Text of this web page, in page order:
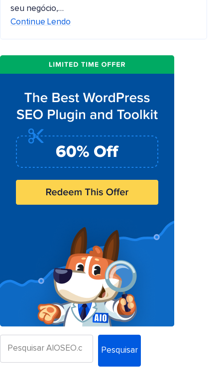
seu negócio,…
Continue Lendo
Pesquisar